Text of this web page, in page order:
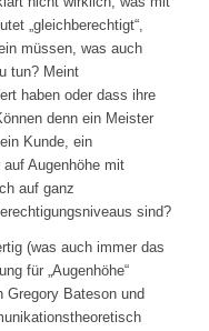
„gleichberechtigt“,
müssen, was auch
tun? Meint
haben oder dass ihre
denn ein Meister
Kunde, ein
Augenhöhe mit
auf ganz
sind?
(was auch immer das
für „Augenhöhe“
Gregory Bateson und